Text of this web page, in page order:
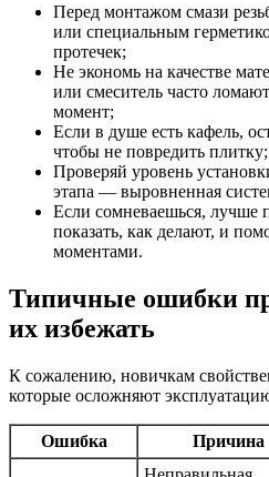
Перед монтажом смази
или специальным
протечек;
Не экономь на качестве
или смеситель часто
момент;
Если в душе есть кафель,
чтобы не повредить плитку;
Проверяй уровень
этапа — выровненная
Если сомневаешься, лучше
показать, как делают, и
моментами.
Типичные ошибки
их избежать
К сожалению, новичкам
которые осложняют
Ошибка Причина